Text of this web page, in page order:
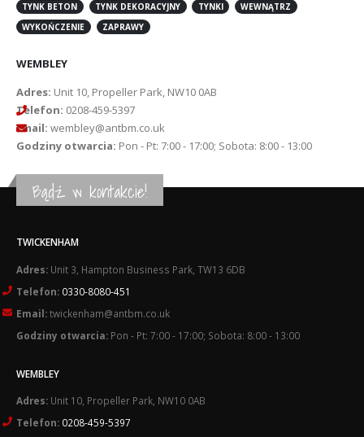
TYNK BETON
TYNK DEKORACYJNY TYNKI
WEWNĄTRZ
WYKOŃCZENIE
ZAPRAWY
WEMBLEY
Adres: Unit 10, Propeller Park, NW10 0AB
Telefon: 0208-459-5397
Email: wembley@antbm.co.uk
Godziny otwarcia: Pon - Pt: 7:00 - 17:00; Sobota: 8:00 - 13:00
Bądź w kontakcie!
TWICKENHAM
Adres: Unit 3, Hampton Business Park, TW13 6DB
Telefon: 0330-8080-451
Email:twickenham@antbm.co.uk
Godziny otwarcia: Pon - Pt: 7:00 - 17:00; Sobota: 8:00 - 13:00
WEMBLEY
Adres: Unit 10, Propeller Park, NW10 0AB
Telefon: 0208-459-5397